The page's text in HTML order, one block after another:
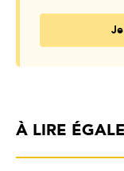
À LIRE